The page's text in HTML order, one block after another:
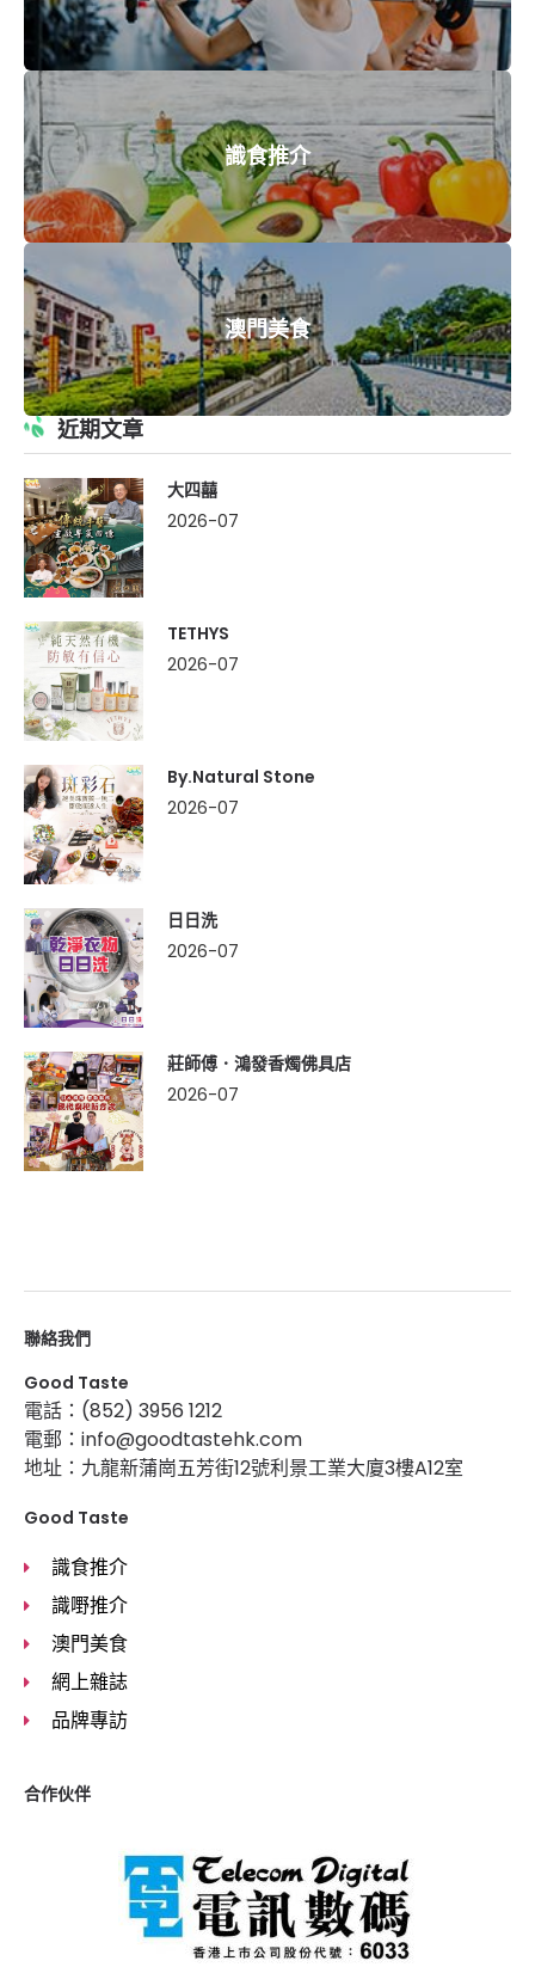
識食推介
澳門美食
近期文章
大四囍
2026-07
TETHYS
2026-07
By.Natural Stone
2026-07
日日洗
2026-07
莊師傅．鴻發香燭佛具店
2026-07
聯絡我們
Good Taste
電話：(852) 3956 1212
電郵：info@goodtastehk.com
地址：九龍新蒲崗五芳街12號利景工業大廈3樓A12室
Good Taste
識食推介
識嘢推介
澳門美食
網上雜誌
品牌專訪
合作伙伴